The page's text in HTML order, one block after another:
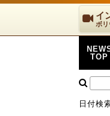
イ
ボ
TOP
日付検